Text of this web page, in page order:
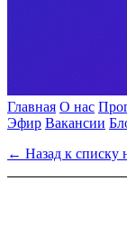
Главная О нас
Эфир Вакансии
← Назад к списку